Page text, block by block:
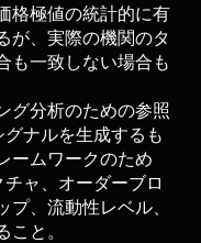
格極値の統計的に有
が、実際の機関のタ
も一致しない場合も
グ分析のための参照
ナルを生成するも
ームワークのため
ャ、オーダーブロ
、流動性レベル、
と。